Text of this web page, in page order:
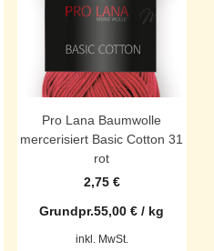
Pro Lana Baumwolle
mercerisiert Basic Cotton 31
rot
2,75 €
Grundpr.55,00€ / kg
inkl. MwSt.